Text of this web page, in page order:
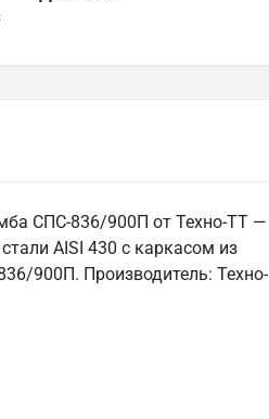
СПС-836/900П от Техно-ТТ —
AISI 430 с каркасом из
900П. Производитель: Техно-